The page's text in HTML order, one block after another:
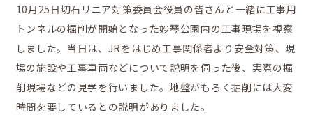
地域の活動
10月25日切石リニア対策委員会役員の皆さんと一緒に工事用
トンネルの掘削が開始となった妙琴公園内の工事現場を視察
しました。当日は、JRをはじめ工事関係者より安全対策、現
場の施設や工事車両などについて説明を伺った後、実際の掘
削現場などの見学を行いました。地盤がもろく掘削には大変
時間を要しているとの説明がありました。